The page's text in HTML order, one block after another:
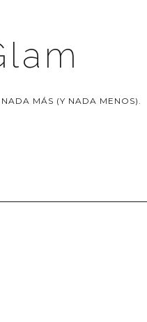
MÁS (Y NADA MENOS).